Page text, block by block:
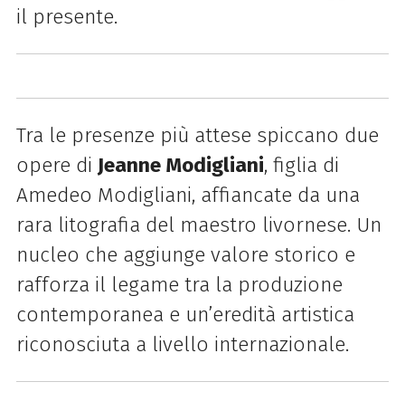
il presente.
Tra le presenze più attese spiccano due
opere di Jeanne Modigliani, figlia di
Amedeo Modigliani, affiancate da una
rara litografia del maestro livornese. Un
nucleo che aggiunge valore storico e
rafforza il legame tra la produzione
contemporanea e un’eredità artistica
riconosciuta a livello internazionale.